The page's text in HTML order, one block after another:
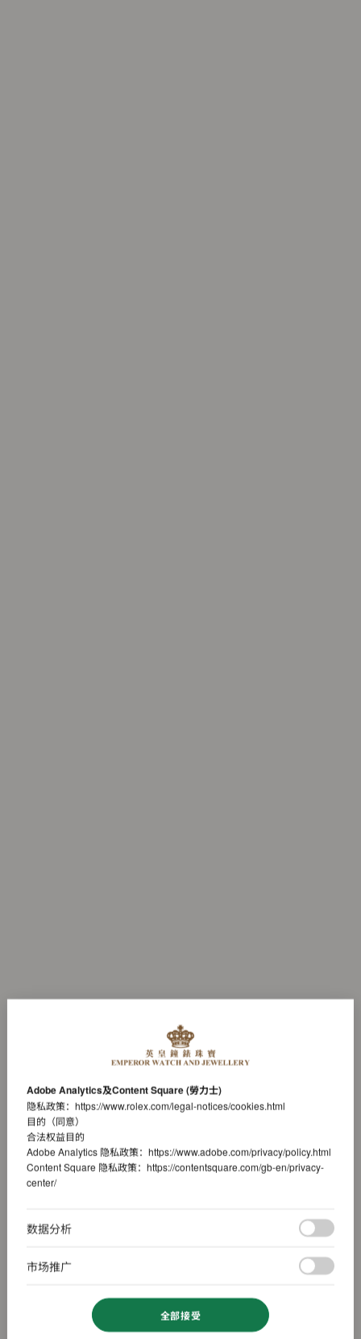
Adobe Analytics及Content Square (勞力士)
隐私政策： https://www.rolex.com/legal-notices/cookies.html
目的（同意）
合法权益目的
Adobe Analytics 隐私政策： https://www.adobe.com/privacy/policy.html
Content Square 隐私政策： https://contentsquare.com/gb-en/privacy-
center/
数据分析
市场推广
全部接受